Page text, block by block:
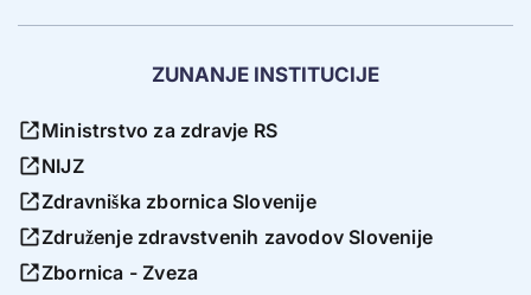
ZUNANJE INSTITUCIJE
Ministrstvo za zdravje RS
NIJZ
Zdravniška zbornica Slovenije
Združenje zdravstvenih zavodov Slovenije
Zbornica - Zveza